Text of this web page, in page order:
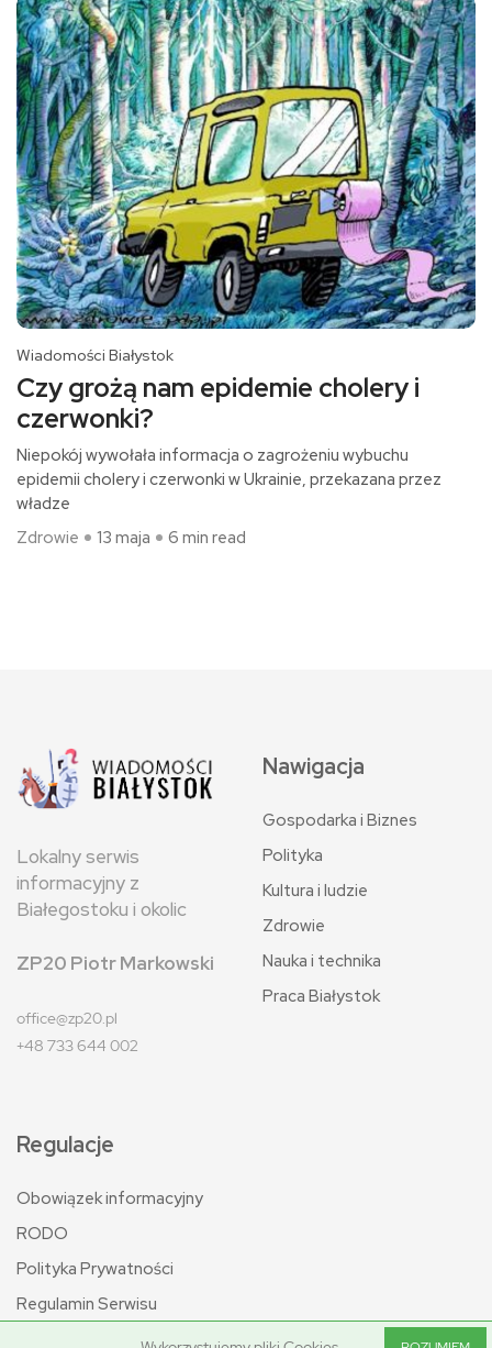
Wiadomości Białystok
Czy grożą nam epidemie cholery i
czerwonki?
Niepokój wywołała informacja o zagrożeniu wybuchu
epidemii cholery i czerwonki w Ukrainie, przekazana przez
władze
Zdrowie
13 maja 6 min read
Lokalny serwis
informacyjny z
Białegostoku i okolic
ZP20 Piotr Markowski
office@zp20.pl
+48 733 644 002
Nawigacja
Gospodarka i Biznes
Polityka
Kultura i ludzie
Zdrowie
Nauka i technika
Praca Białystok
Regulacje
Obowiązek informacyjny
RODO
Polityka Prywatności
Regulamin Serwisu